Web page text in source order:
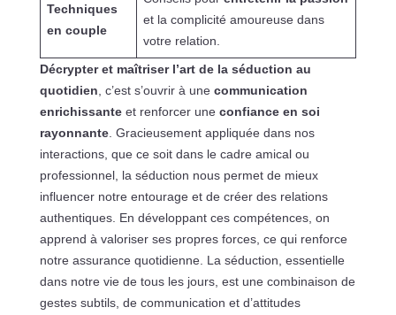
Techniques
en couple
et la complicité amoureuse dans
votre relation.
Décrypter et maîtriser l’art de la séduction au
quotidien , c’est s’ouvrir à une communication
enrichissanteet renforcer une confiance en soi
rayonnante. Gracieusement appliquée dans nos
interactions, que ce soit dans le cadre amical ou
professionnel, la séduction nous permet de mieux
influencer notre entourage et de créer des relations
authentiques. En développant ces compétences, on
apprend à valoriser ses propres forces, ce qui renforce
notre assurance quotidienne. La séduction, essentielle
dans notre vie de tous les jours, est une combinaison de
gestes subtils, de communication et d’attitudes